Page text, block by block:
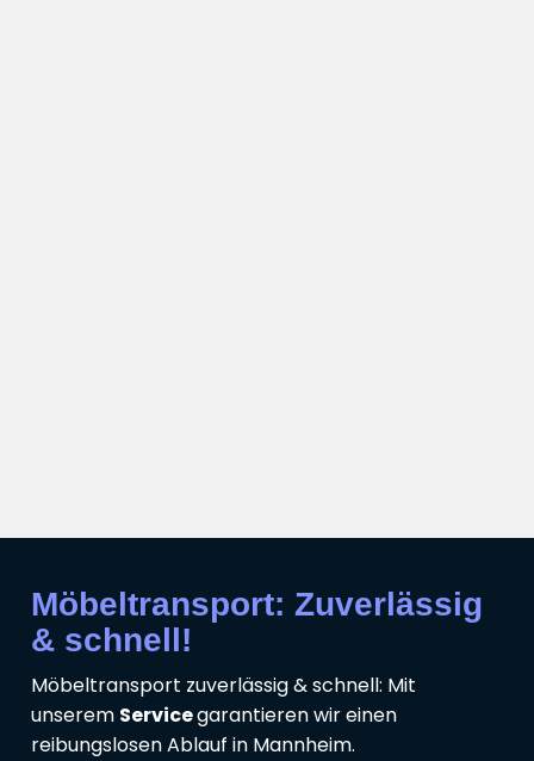
Möbeltransport: Zuverlässig
& schnell!
Möbeltransport zuverlässig & schnell: Mit
unserem Servicegarantieren wir einen
reibungslosen Ablauf in Mannheim.